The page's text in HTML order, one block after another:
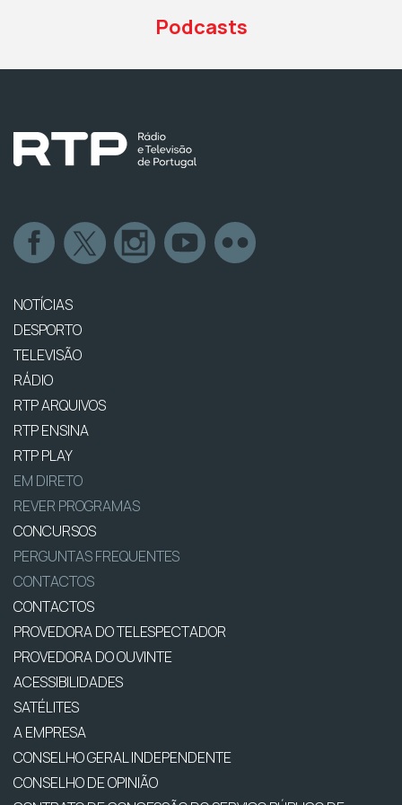
Podcasts
NOTÍCIAS
DESPORTO
TELEVISÃO
RÁDIO
RTP ARQUIVOS
RTP ENSINA
RTP PLAY
EM DIRETO
REVER PROGRAMAS
CONCURSOS
PERGUNTAS FREQUENTES
CONTACTOS
CONTACTOS
PROVEDORA DO TELESPECTADOR
PROVEDORA DO OUVINTE
ACESSIBILIDADES
SATÉLITES
A EMPRESA
CONSELHO GERAL INDEPENDENTE
CONSELHO DE OPINIÃO